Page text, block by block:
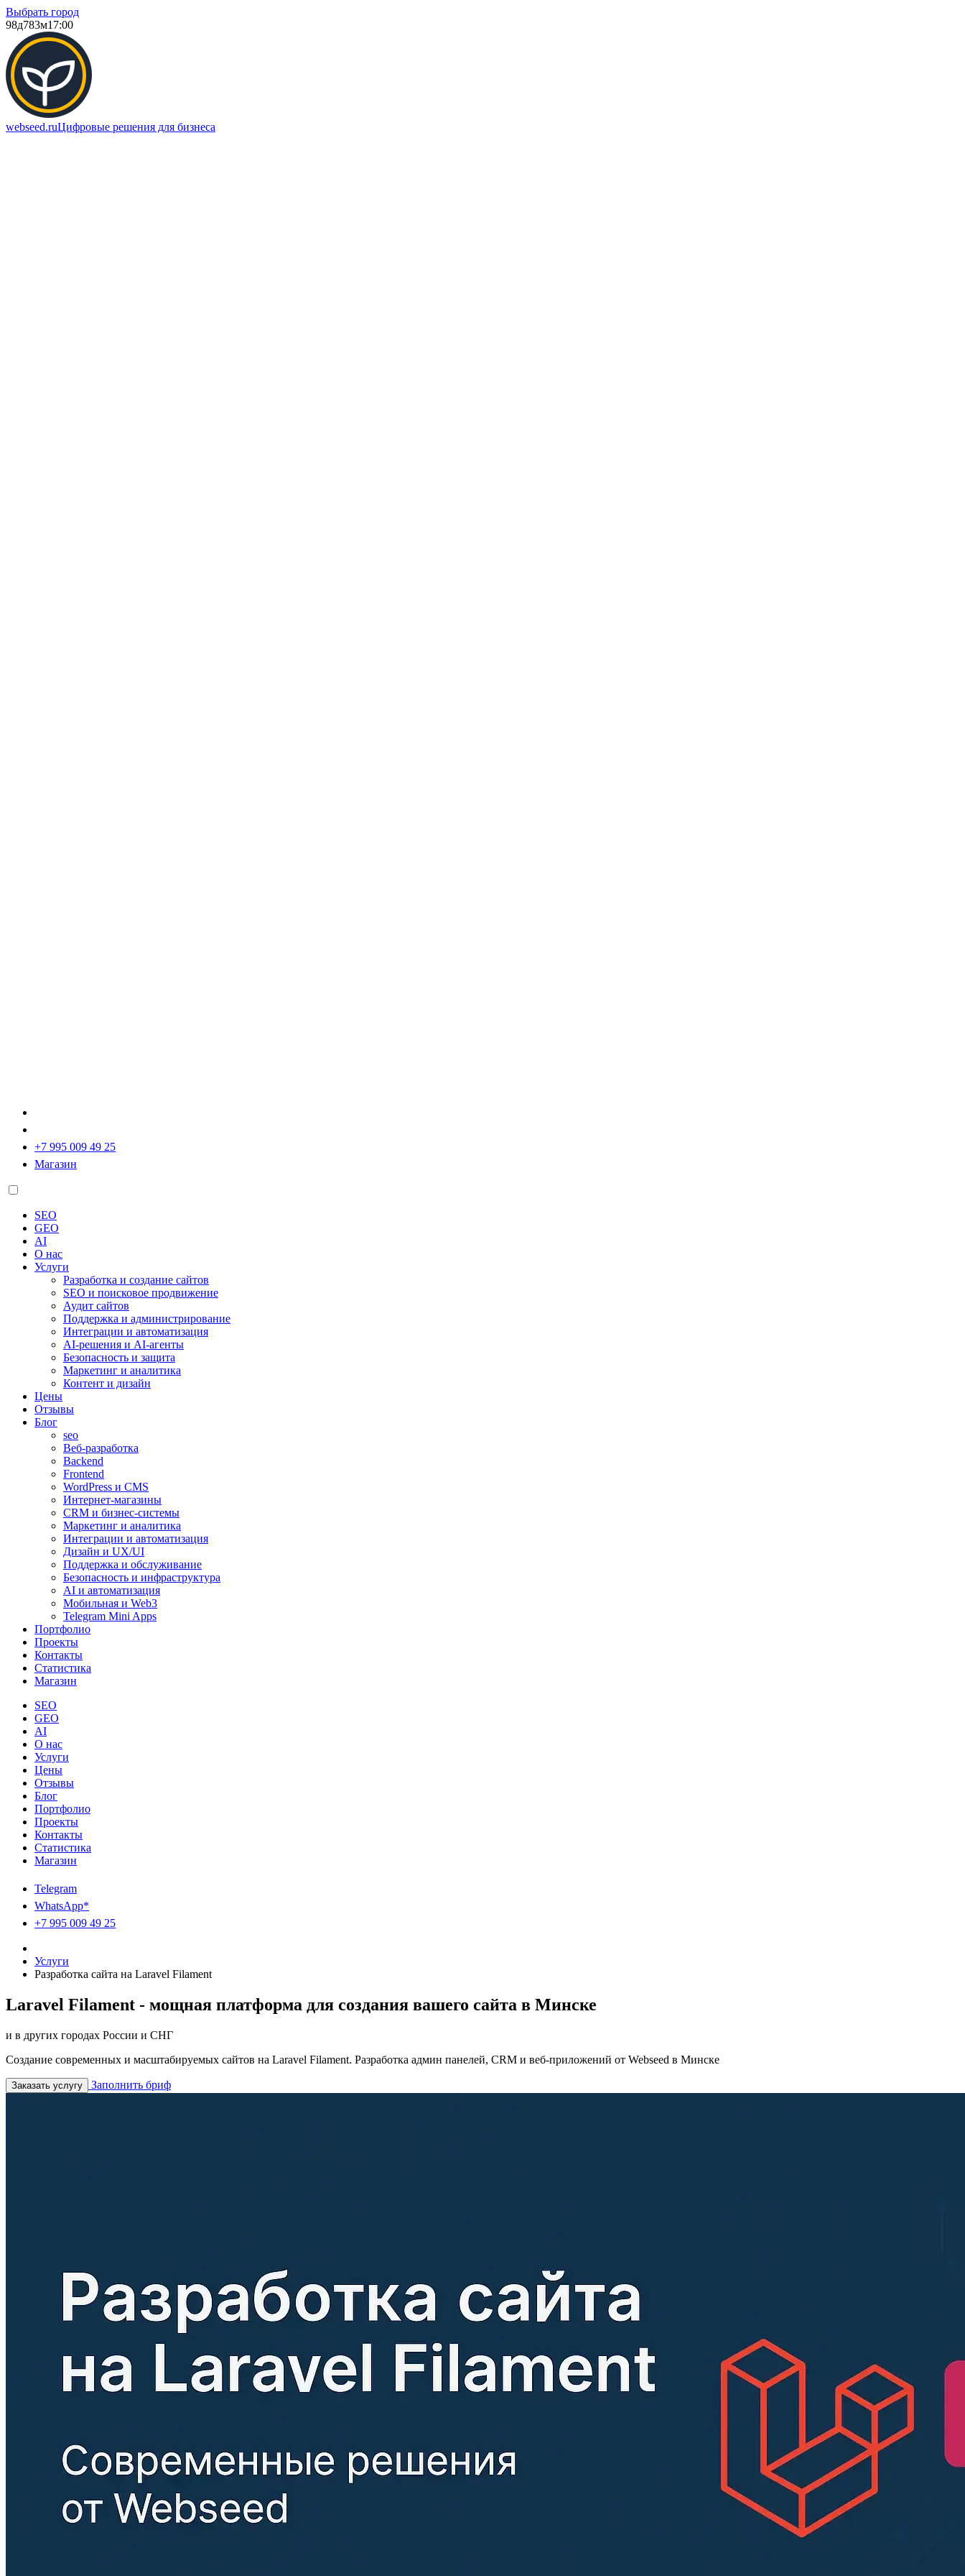
Выбрать город
98д783м17:00
webseed.ruЦифровые решения для бизнеса
+7 995 009 49 25
Магазин
SEO
GEO
AI
О нас
Услуги
Разработка и создание сайтов
SEO и поисковое продвижение
Аудит сайтов
Поддержка и администрирование
Интеграции и автоматизация
AI-решения и AI-агенты
Безопасность и защита
Маркетинг и аналитика
Контент и дизайн
Цены
Отзывы
Блог
seo
Веб-разработка
Backend
Frontend
WordPress и CMS
Интернет-магазины
CRM и бизнес-системы
Маркетинг и аналитика
Интеграции и автоматизация
Дизайн и UX/UI
Поддержка и обслуживание
Безопасность и инфраструктура
AI и автоматизация
Мобильная и Web3
Telegram Mini Apps
Портфолио
Проекты
Контакты
Статистика
Магазин
SEO
GEO
AI
О нас
Услуги
Цены
Отзывы
Блог
Портфолио
Проекты
Контакты
Статистика
Магазин
Telegram
WhatsApp*
+7 995 009 49 25
Услуги
Разработка сайта на Laravel Filament
Laravel Filament - мощная платформа для создания вашего сайта в Минске
и в других городах России и СНГ
Создание современных и масштабируемых сайтов на Laravel Filament. Разработка админ панелей, CRM и веб-приложений от Webseed в Минске
Заказать услугу Заполнить бриф